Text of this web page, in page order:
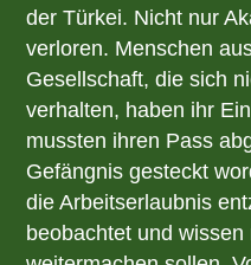
der Türkei. Nicht nur
verloren. Menschen
Gesellschaft, die sich
verhalten, haben ihr
mussten ihren Pass
Gefängnis gesteckt
die Arbeitserlaubnis
beobachtet und